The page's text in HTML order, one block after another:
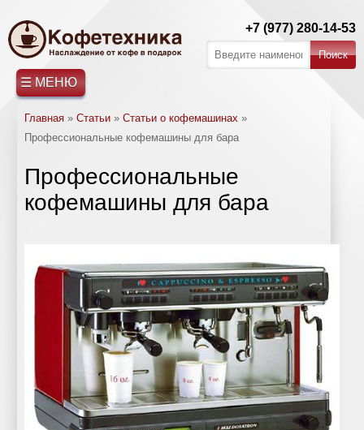
+7 (977) 280-14-53
ГЛАВНАЯ
КОФЕМАШИНЫ
Nivona
РЕМОНТ
КОФЕМАШИН
кофемашин
Saeco
кофемашин
АРЕНДА
КОФЕМАШИН
ФИЛЬТРЫ
ВОДЫ
пурифайеров
СТАТЬИ
кофемашинах
информация
КОМПАНИИ
КОНТАКТЫ
☰ МЕНЮ
Главная » Статьи » Статьи о кофемашинах »
Профессиональные кофемашины для бара
Профессиональные
кофемашины для бара